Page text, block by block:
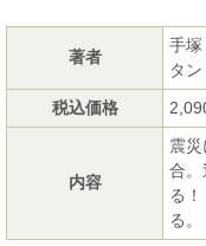
著者
手塚
タ
税込価格
内容
震
合。
る
る。